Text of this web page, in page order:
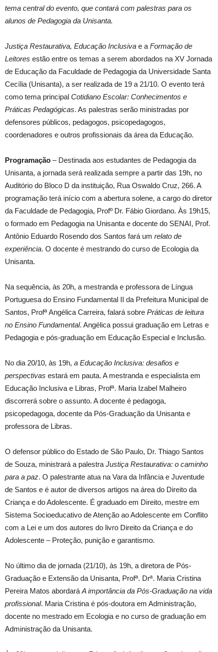
tema central do evento, que contará com palestras para os
alunos de Pedagogia da Unisanta.
Justiça Restaurativa, Educação Inclusiva e a Formação de
Leitores estão entre os temas a serem abordados na XV Jornada
de Educação da Faculdade de Pedagogia da Universidade Santa
Cecília (Unisanta), a ser realizada de 19 a 21/10. O evento terá
como tema principal Cotidiano Escolar: Conhecimentos e
Práticas Pedagógicas. As palestras serão ministradas por
defensores públicos, pedagogos, psicopedagogos,
coordenadores e outros profissionais da área da Educação.
Programação – Destinada aos estudantes de Pedagogia da
Unisanta, a jornada será realizada sempre a partir das 19h, no
Auditório do Bloco D da instituição, Rua Oswaldo Cruz, 266. A
programação terá início com a abertura solene, a cargo do diretor
da Faculdade de Pedagogia, Profº Dr. Fábio Giordano. Às 19h15,
o formado em Pedagogia na Unisanta e docente do SENAI, Prof.
Antônio Eduardo Rosendo dos Santos fará um relato de
experiência. O docente é mestrando do curso de Ecologia da
Unisanta.
Na sequência, às 20h, a mestranda e professora de Língua
Portuguesa do Ensino Fundamental II da Prefeitura Municipal de
Santos, Profª Angélica Carreira, falará sobre Práticas de leitura
no Ensino Fundamental. Angélica possui graduação em Letras e
Pedagogia e pós-graduação em Educação Especial e Inclusão.
No dia 20/10, às 19h, a Educação Inclusiva: desafios e
perspectivas estará em pauta. A mestranda e especialista em
Educação Inclusiva e Libras, Profª. Maria Izabel Malheiro
discorrerá sobre o assunto. A docente é pedagoga,
psicopedagoga, docente da Pós-Graduação da Unisanta e
professora de Libras.
O defensor público do Estado de São Paulo, Dr. Thiago Santos
de Souza, ministrará a palestra Justiça Restaurativa: o caminho
para a paz. O palestrante atua na Vara da Infância e Juventude
de Santos e é autor de diversos artigos na área do Direito da
Criança e do Adolescente. É graduado em Direito, mestre em
Sistema Socioeducativo de Atenção ao Adolescente em Conflito
com a Lei e um dos autores do livro Direito da Criança e do
Adolescente – Proteção, punição e garantismo.
No último dia de jornada (21/10), às 19h, a diretora de Pós-
Graduação e Extensão da Unisanta, Profª. Drª. Maria Cristina
Pereira Matos abordará A importância da Pós-Graduação na vida
profissional. Maria Cristina é pós-doutora em Administração,
docente no mestrado em Ecologia e no curso de graduação em
Administração da Unisanta.